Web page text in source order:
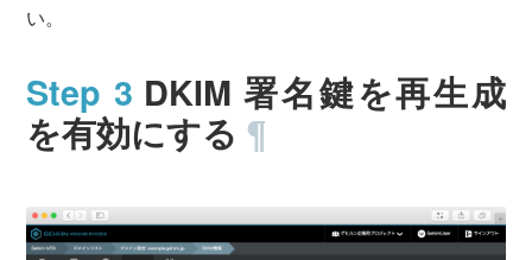
い。
DKIM 署名鍵を再生成
を有効にする¶